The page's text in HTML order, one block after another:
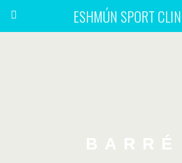
ESHMÚN SPORT
BARRÉ